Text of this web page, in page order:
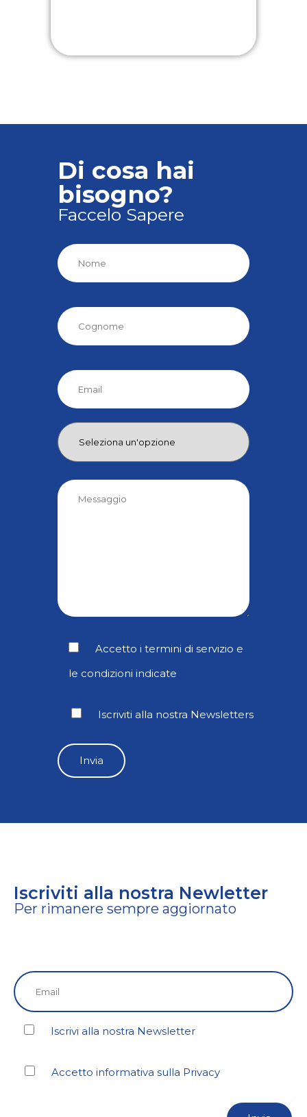
Di cosa hai
bisogno?
Faccelo Sapere
Accetto i termini di servizio e
le condizioni indicate
Iscriviti alla nostra Newsletters
Iscriviti alla nostra Newletter
Per rimanere sempre aggiornato
Iscrivi alla nostra Newsletter
Accetto informativa sulla Privacy